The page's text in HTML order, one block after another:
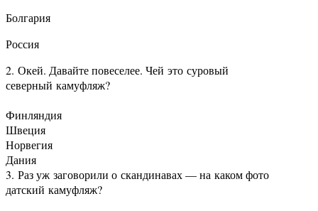
Болгария
Россия
2. Окей. Давайте повеселее. Чей это суровый
северный камуфляж?
Финляндия
Швеция
Норвегия
Дания
3. Раз уж заговорили о скандинавах — на каком фото
датский камуфляж?